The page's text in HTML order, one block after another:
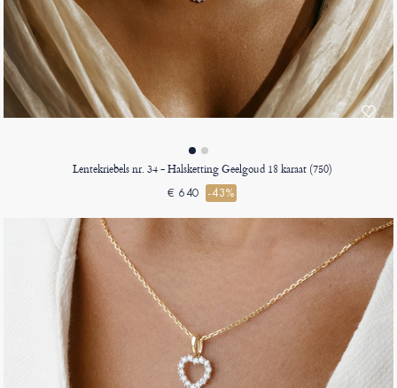
Lentekriebels nr. 34 - Halsketting Geelgoud 18 karaat (750)
€ 640 -43%